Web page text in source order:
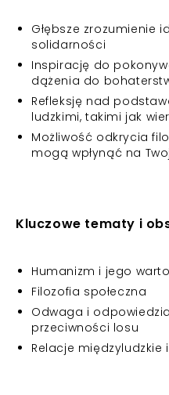
Głębsze zrozumienie
solidarności
Inspirację do
dążenia do
Refleksję nad
ludzkimi, takimi jak
Możliwość odkrycia
mogą wpłynąć na
Kluczowe tematy i
Humanizm i jego
Filozofia społeczna
Odwaga i
przeciwności losu
Relacje międzyludzkie